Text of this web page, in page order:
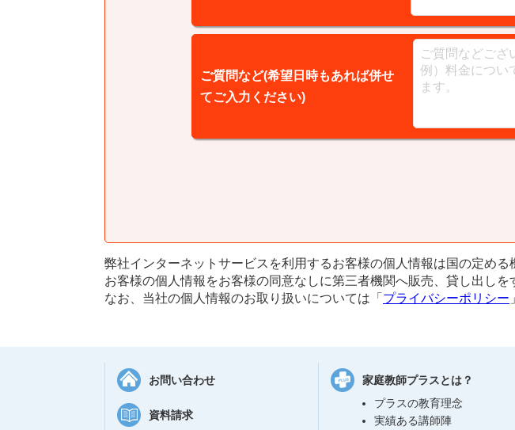
ご質問など(希望日時もあれば併せ
てご入力ください)
弊社インターネットサービスを利用するお客様の個人情報は国の定め
お客様の個人情報をお客様の同意なしに第三者機関へ販売、貸し出しを
なお、当社の個人情報のお取り扱いについては「 プライバシーポリシー
お問い合わせ
資料請求
家庭教師プラスとは？
プラスの教育理念
実績ある講師陣